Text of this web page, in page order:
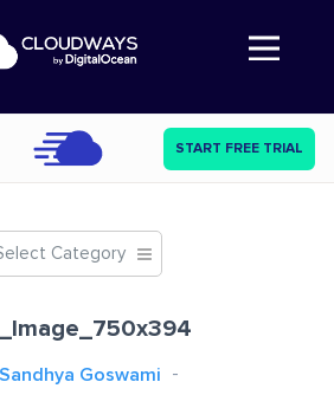
Abre a navegação
START FREE TRIAL
Category
Sandhya Goswami